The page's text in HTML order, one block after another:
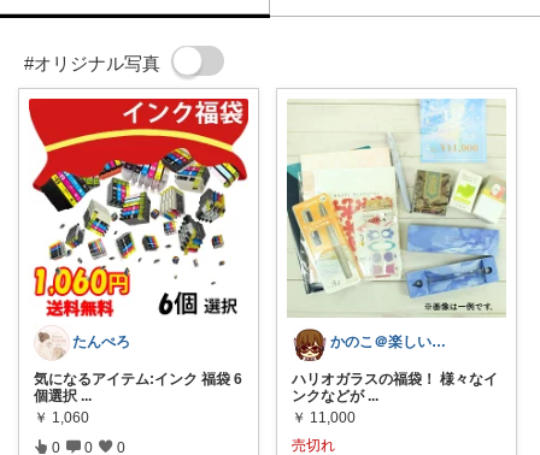
#オリジナル写真
たんぺろ
気になるアイテム:インク 福袋 6
個選択 ...
￥ 1,060
0 0 0
かのこ＠楽しいシステム手帳生活
ハリオガラスの福袋！ 様々なイ
ンクなどが ...
￥ 11,000
売切れ